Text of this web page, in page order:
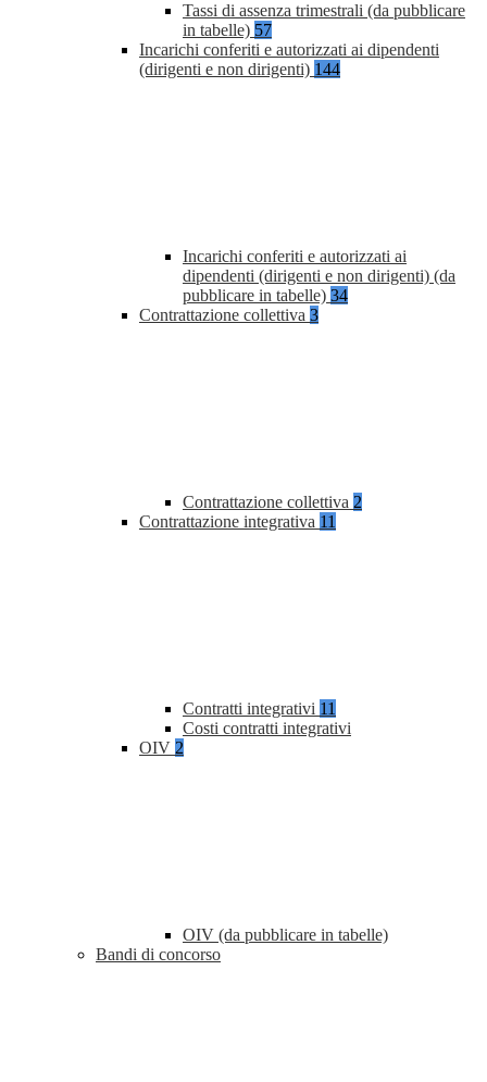
Tassi di assenza trimestrali (da pubblicare
in tabelle) 57
Incarichi conferiti e autorizzati ai dipendenti
(dirigenti e non dirigenti) 144
Incarichi conferiti e autorizzati ai
dipendenti (dirigenti e non dirigenti) (da
pubblicare in tabelle) 34
Contrattazione collettiva 3
Contrattazione collettiva 2
Contrattazione integrativa 11
Contratti integrativi 11
Costi contratti integrativi
OIV 2
OIV (da pubblicare in tabelle)
Bandi di concorso